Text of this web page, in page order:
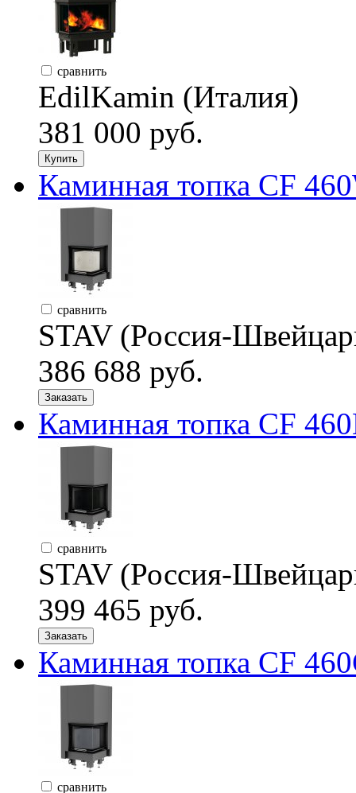
сравнить
EdilKamin (Италия)
381 000 руб.
Купить
Каминная топка CF
сравнить
STAV (Россия-
386 688 руб.
Заказать
Каминная топка CF
сравнить
STAV (Россия-
399 465 руб.
Заказать
Каминная топка CF
сравнить